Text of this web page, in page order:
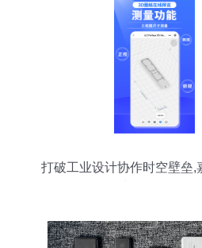
打破工业设计协作时空壁垒,